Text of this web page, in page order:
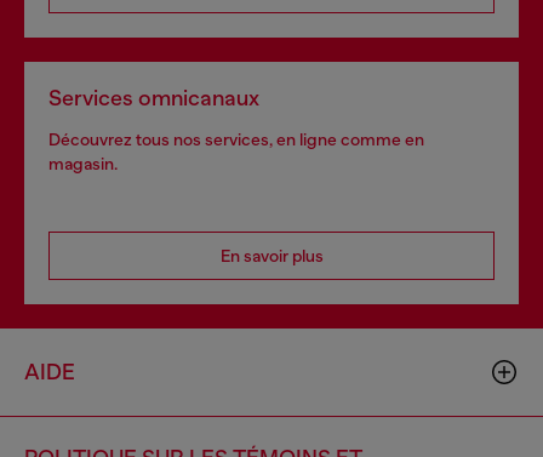
Services omnicanaux
Découvrez tous nos services, en ligne comme en
magasin.
En savoir plus
AIDE